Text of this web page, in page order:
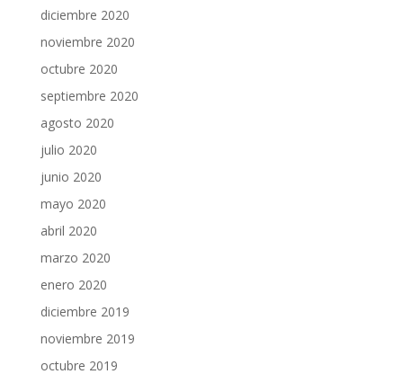
diciembre 2020
noviembre 2020
octubre 2020
septiembre 2020
agosto 2020
julio 2020
junio 2020
mayo 2020
abril 2020
marzo 2020
enero 2020
diciembre 2019
noviembre 2019
octubre 2019